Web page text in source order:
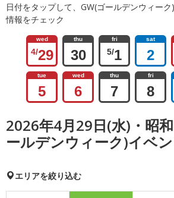
日付をタップして、GW(ゴールデンウィー
情報をチェック
wed
4/29
thu
30
fri
5/1
sat
2
tue
5
wed
6
thu
7
fri
8
2026年4月29日(水)・昭
ールデンウィーク)イベン
エリアを絞り込む